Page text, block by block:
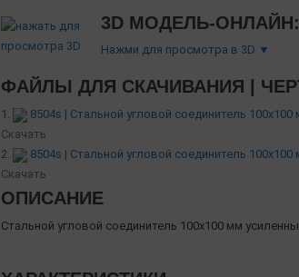
3D МОДЕЛЬ-ОНЛАЙН:
Нажми для просмотра в 3D ▼
ФАЙЛЫ ДЛЯ СКАЧИВАНИЯ |
1.
8504s | Стальной угловой соединитель
Скачать
2.
8504s | Стальной угловой соединитель
Скачать
ОПИСАНИЕ
Стальной угловой соединитель 100х100 мм